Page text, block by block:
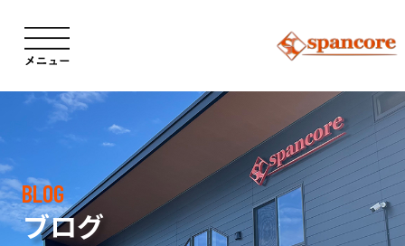
BLOG
ブログ